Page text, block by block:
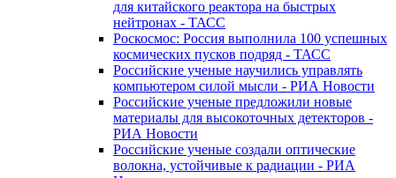
для китайского реактора на быстрых
нейтронах - ТАСС
Роскосмос: Россия выполнила 100 успешных
космических пусков подряд - ТАСС
Российские ученые научились управлять
компьютером силой мысли - РИА Новости
Российские ученые предложили новые
материалы для высокоточных детекторов -
РИА Новости
Российские ученые создали оптические
волокна, устойчивые к радиации - РИА